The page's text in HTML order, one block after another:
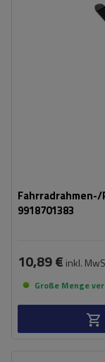
9918701383
10,89 € inkl.
Große Menge